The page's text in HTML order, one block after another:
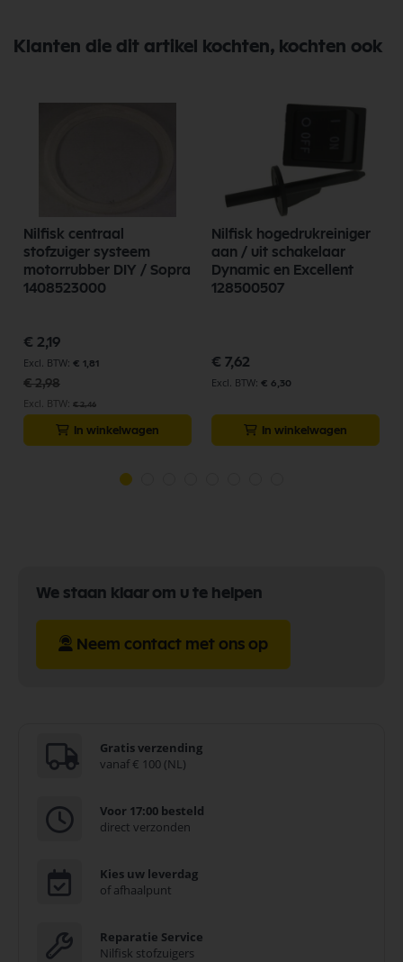
Klanten die dit artikel kochten, kochten ook
Nilfisk centraal
stofzuiger systeem
motorrubber DIY / Sopra
1408523000
Speciale
prijs
€ 2,19
€ 1,81
€ 2,98
€ 2,46
In winkelwagen
Nilfisk hogedrukreiniger
aan / uit schakelaar
Dynamic en Excellent
128500507
€ 7,62
€ 6,30
In winkelwagen
We staan klaar om u te helpen
Neem contact met ons op
Gratis verzending
vanaf € 100 (NL)
Voor 17:00 besteld
direct verzonden
Kies uw leverdag
of afhaalpunt
Reparatie Service
Nilfisk stofzuigers